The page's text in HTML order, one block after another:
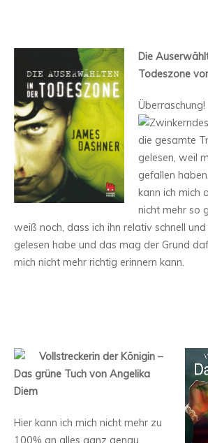
Die
Todeszone
Überraschung!
die gesamte
gelesen, weil
gefallen
kann ich mich
nicht mehr so
weiß noch, dass ich ihn relativ schnell
gelesen habe und das mag der Grund
mich nicht mehr richtig erinnern kann.
Vollstreckerin der Königin –
Das grüne Tuch von Angelika
Diem
Hier kann ich mich nicht mehr zu
100% an alles ganz genau